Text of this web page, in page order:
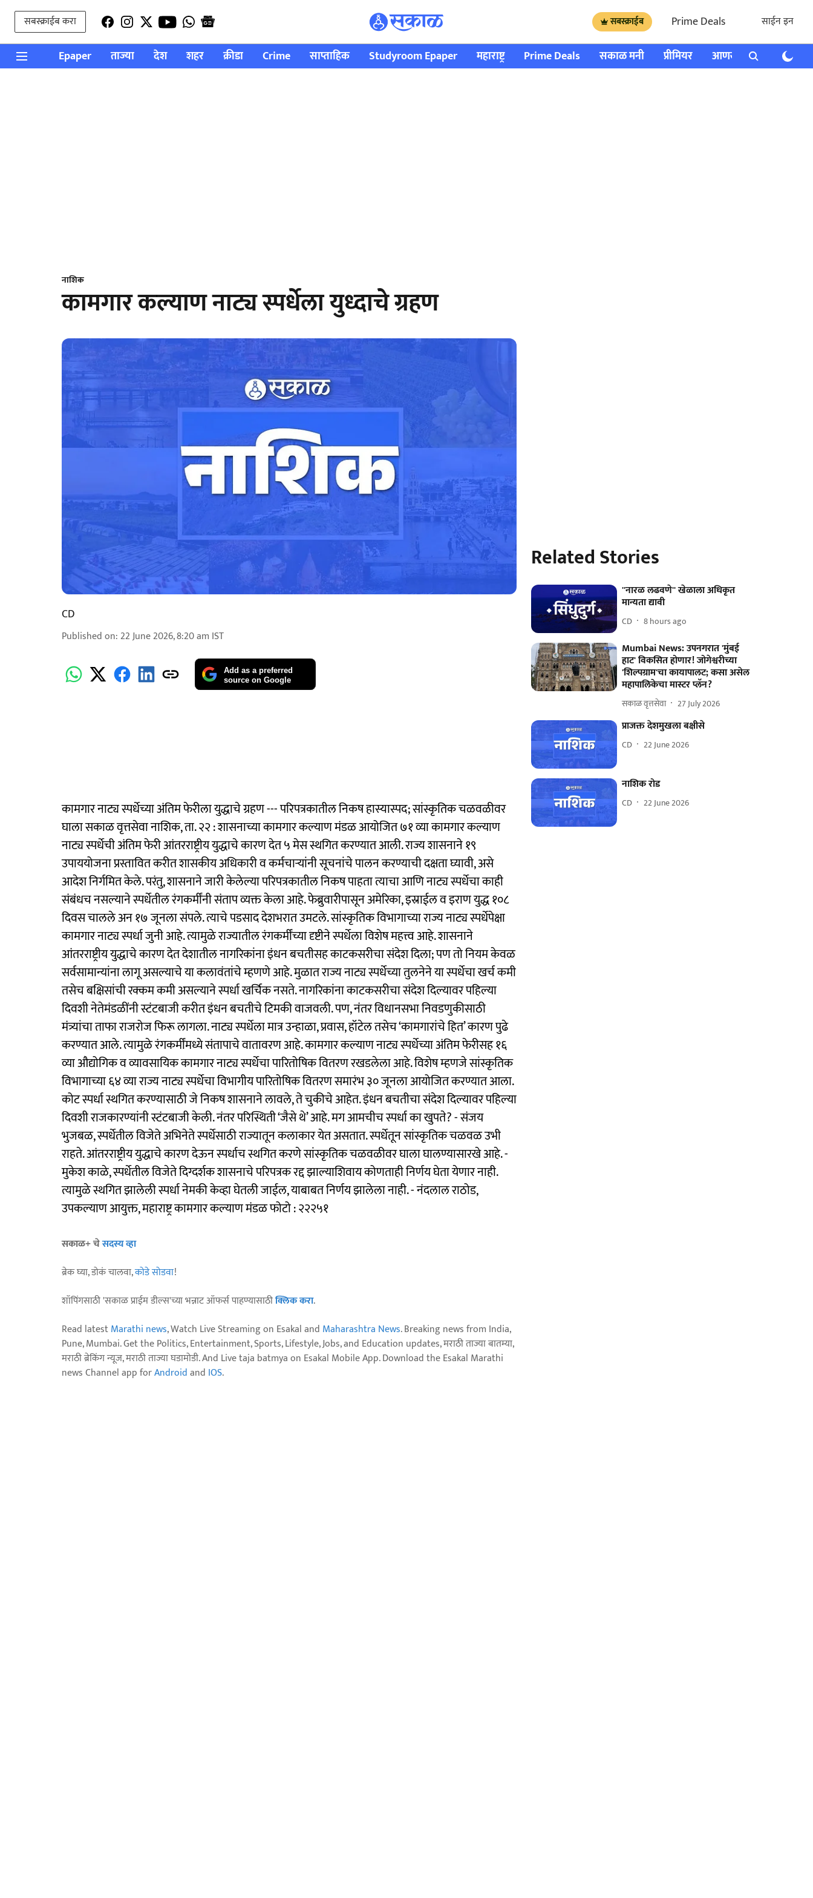
सबस्क्राईब करा सबस्क्राईब Prime Deals साईन इन
Epaper ताज्या देश शहर क्रीडा Crime साप्ताहिक Studyroom Epaper महाराष्ट्र Prime Deals सकाळ मनी प्रीमियर आणखी राशी भविष्य
नाशिक
कामगार कल्याण नाट्य स्पर्धेला युध्दाचे ग्रहण
CD
Published on: 22 June 2026, 8:20 am IST
Add as a preferred
source on Google
कामगार नाट्य स्पर्धेच्या अंतिम फेरीला युद्धाचे ग्रहण --- परिपत्रकातील निकष हास्यास्पद; सांस्कृतिक चळवळीवर
घाला सकाळ वृत्तसेवा नाशिक, ता. २२ : शासनाच्या कामगार कल्याण मंडळ आयोजित ७१ व्या कामगार कल्याण
नाट्य स्पर्धेची अंतिम फेरी आंतरराष्ट्रीय युद्धाचे कारण देत ५ मेस स्थगित करण्यात आली. राज्य शासनाने १९
उपाययोजना प्रस्तावित करीत शासकीय अधिकारी व कर्मचाऱ्यांनी सूचनांचे पालन करण्याची दक्षता घ्यावी, असे
आदेश निर्गमित केले. परंतु, शासनाने जारी केलेल्या परिपत्रकातील निकष पाहता त्याचा आणि नाट्य स्पर्धेचा काही
संबंधच नसल्याने स्पर्धेतील रंगकर्मींनी संताप व्यक्त केला आहे. फेब्रुवारीपासून अमेरिका, इस्राईल व इराण युद्ध १०८
दिवस चालले अन १७ जूनला संपले. त्याचे पडसाद देशभरात उमटले. सांस्कृतिक विभागाच्या राज्य नाट्य स्पर्धेपेक्षा
कामगार नाट्य स्पर्धा जुनी आहे. त्यामुळे राज्यातील रंगकर्मींच्या दृष्टीने स्पर्धेला विशेष महत्त्व आहे. शासनाने
आंतरराष्ट्रीय युद्धाचे कारण देत देशातील नागरिकांना इंधन बचतीसह काटकसरीचा संदेश दिला; पण तो नियम केवळ
सर्वसामान्यांना लागू असल्याचे या कलावंतांचे म्हणणे आहे. मुळात राज्य नाट्य स्पर्धेच्या तुलनेने या स्पर्धेचा खर्च कमी
तसेच बक्षिसांची रक्कम कमी असल्याने स्पर्धा खर्चिक नसते. नागरिकांना काटकसरीचा संदेश दिल्यावर पहिल्या
दिवशी नेतेमंडळींनी स्टंटबाजी करीत इंधन बचतीचे टिमकी वाजवली. पण, नंतर विधानसभा निवडणुकीसाठी
मंत्र्यांचा ताफा राजरोज फिरू लागला. नाट्य स्पर्धेला मात्र उन्हाळा, प्रवास, हॉटेल तसेच ‘कामगारांचे हित’ कारण पुढे
करण्यात आले. त्यामुळे रंगकर्मींमध्ये संतापाचे वातावरण आहे. कामगार कल्याण नाट्य स्पर्धेच्या अंतिम फेरीसह १६
व्या औद्योगिक व व्यावसायिक कामगार नाट्य स्पर्धेचा पारितोषिक वितरण रखडलेला आहे. विशेष म्हणजे सांस्कृतिक
विभागाच्या ६४ व्या राज्य नाट्य स्पर्धेचा विभागीय पारितोषिक वितरण समारंभ ३० जूनला आयोजित करण्यात आला.
कोट स्पर्धा स्थगित करण्यासाठी जे निकष शासनाने लावले, ते चुकीचे आहेत. इंधन बचतीचा संदेश दिल्यावर पहिल्या
दिवशी राजकारण्यांनी स्टंटबाजी केली. नंतर परिस्थिती ‘जैसे थे’ आहे. मग आमचीच स्पर्धा का खुपते? - संजय
भुजबळ, स्पर्धेतील विजेते अभिनेते स्पर्धेसाठी राज्यातून कलाकार येत असतात. स्पर्धेतून सांस्कृतिक चळवळ उभी
राहते. आंतरराष्ट्रीय युद्धाचे कारण देऊन स्पर्धाच स्थगित करणे सांस्कृतिक चळवळीवर घाला घालण्यासारखे आहे. -
मुकेश काळे, स्पर्धेतील विजेते दिग्दर्शक शासनाचे परिपत्रक रद्द झाल्याशिवाय कोणताही निर्णय घेता येणार नाही.
त्यामुळे स्थगित झालेली स्पर्धा नेमकी केव्हा घेतली जाईल, याबाबत निर्णय झालेला नाही. - नंदलाल राठोड,
उपकल्याण आयुक्त, महाराष्ट्र कामगार कल्याण मंडळ फोटो : २२२५१
सकाळ+ चेसदस्य व्हा
ब्रेक घ्या, डोकं चालवा,कोडे सोडवा!
शॉपिंगसाठी 'सकाळ प्राईम डील्स'च्या भन्नाट ऑफर्स पाहण्यासाठीक्लिक करा.
Read latestMarathi news, Watch Live Streaming on Esakal and Maharashtra News. Breaking news from India,
Pune, Mumbai. Get the Politics, Entertainment, Sports, Lifestyle, Jobs, and Education updates, मराठी ताज्या बातम्या,
मराठी ब्रेकिंग न्यूज, मराठी ताज्या घडामोडी. And Live taja batmya on Esakal Mobile App. Download the Esakal Marathi
news Channel app forAndroidand IOS.
Related Stories
''नारळ लढवणे'' खेळाला अधिकृत
मान्यता द्यावी
CD 8 hours ago
Mumbai News: उपनगरात 'मुंबई
हाट' विकसित होणार! जोगेश्वरीच्या
'शिल्पग्राम'चा कायापालट; कसा असेल
महापालिकेचा मास्टर प्लॅन?
सकाळ वृत्तसेवा 27 July 2026
प्राजक्त देशमुखला बक्षीसे
CD 22 June 2026
नाशिक रोड
CD 22 June 2026